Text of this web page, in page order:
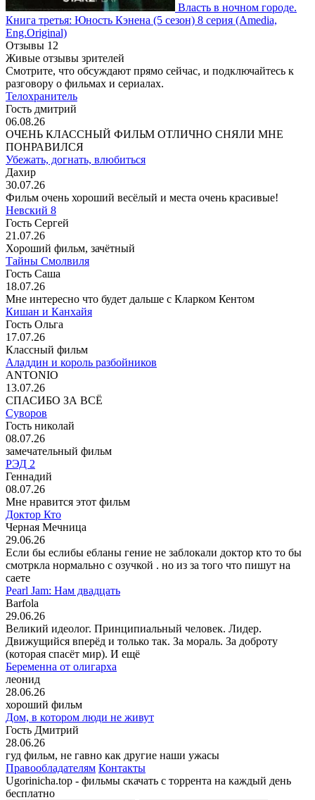
Власть в ночном городе.
Книга третья: Юность Кэнена (5 сезон) 8 серия (Amedia,
Eng.Original)
Отзывы 12
Живые отзывы зрителей
Смотрите, что обсуждают прямо сейчас, и подключайтесь к
разговору о фильмах и сериалах.
Телохранитель
Гость дмитрий
06.08.26
ОЧЕНЬ КЛАССНЫЙ ФИЛЬМ ОТЛИЧНО СНЯЛИ МНЕ
ПОНРАВИЛСЯ
Убежать, догнать, влюбиться
Дахир
30.07.26
Фильм очень хороший весёлый и места очень красивые!
Невский 8
Гость Сергей
21.07.26
Хороший фильм, зачётный
Тайны Смолвиля
Гость Саша
18.07.26
Мне интересно что будет дальше с Кларком Кентом
Кишан и Канхайя
Гость Ольга
17.07.26
Классный фильм
Аладдин и король разбойников
ANTONIO
13.07.26
СПАСИБО ЗА ВСЁ
Суворов
Гость николай
08.07.26
замечательный фильм
РЭД 2
Геннадий
08.07.26
Мне нравится этот фильм
Доктор Кто
Черная Мечница
29.06.26
Если бы еслибы ебланы гение не заблокали доктор кто то бы
смотркла нормально с озучкой . но из за того что пишут на
саете
Pearl Jam: Нам двадцать
Barfola
29.06.26
Великий идеолог. Принципиальный человек. Лидер.
Движущийся вперёд и только так. За мораль. За доброту
(которая спасёт мир). И ещё
Беременна от олигарха
леонид
28.06.26
хороший фильм
Дом, в котором люди не живут
Гость Дмитрий
28.06.26
гуд фильм, не гавно как другие наши ужасы
Правообладателям Контакты
Ugorinicha.top - фильмы скачать с торрента на каждый день
бесплатно